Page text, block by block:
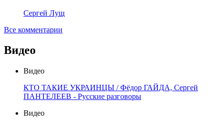
Сергей Лущ
Все комментарии
Видео
Видео
КТО ТАКИЕ УКРАИНЦЫ / Фёдор ГАЙДА, Сергей
ПАНТЕЛЕЕВ - Русские разговоры
Видео